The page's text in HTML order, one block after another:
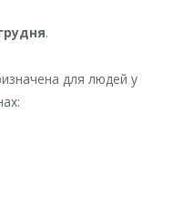
.
для людей у